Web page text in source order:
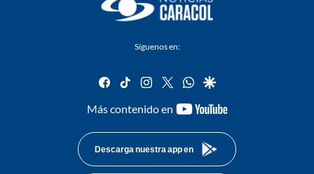
Síguenos en:
facebook
tiktok instagram
twitterwhatsapp
google
Más contenido en
youtube-
Descarga nuestra app en